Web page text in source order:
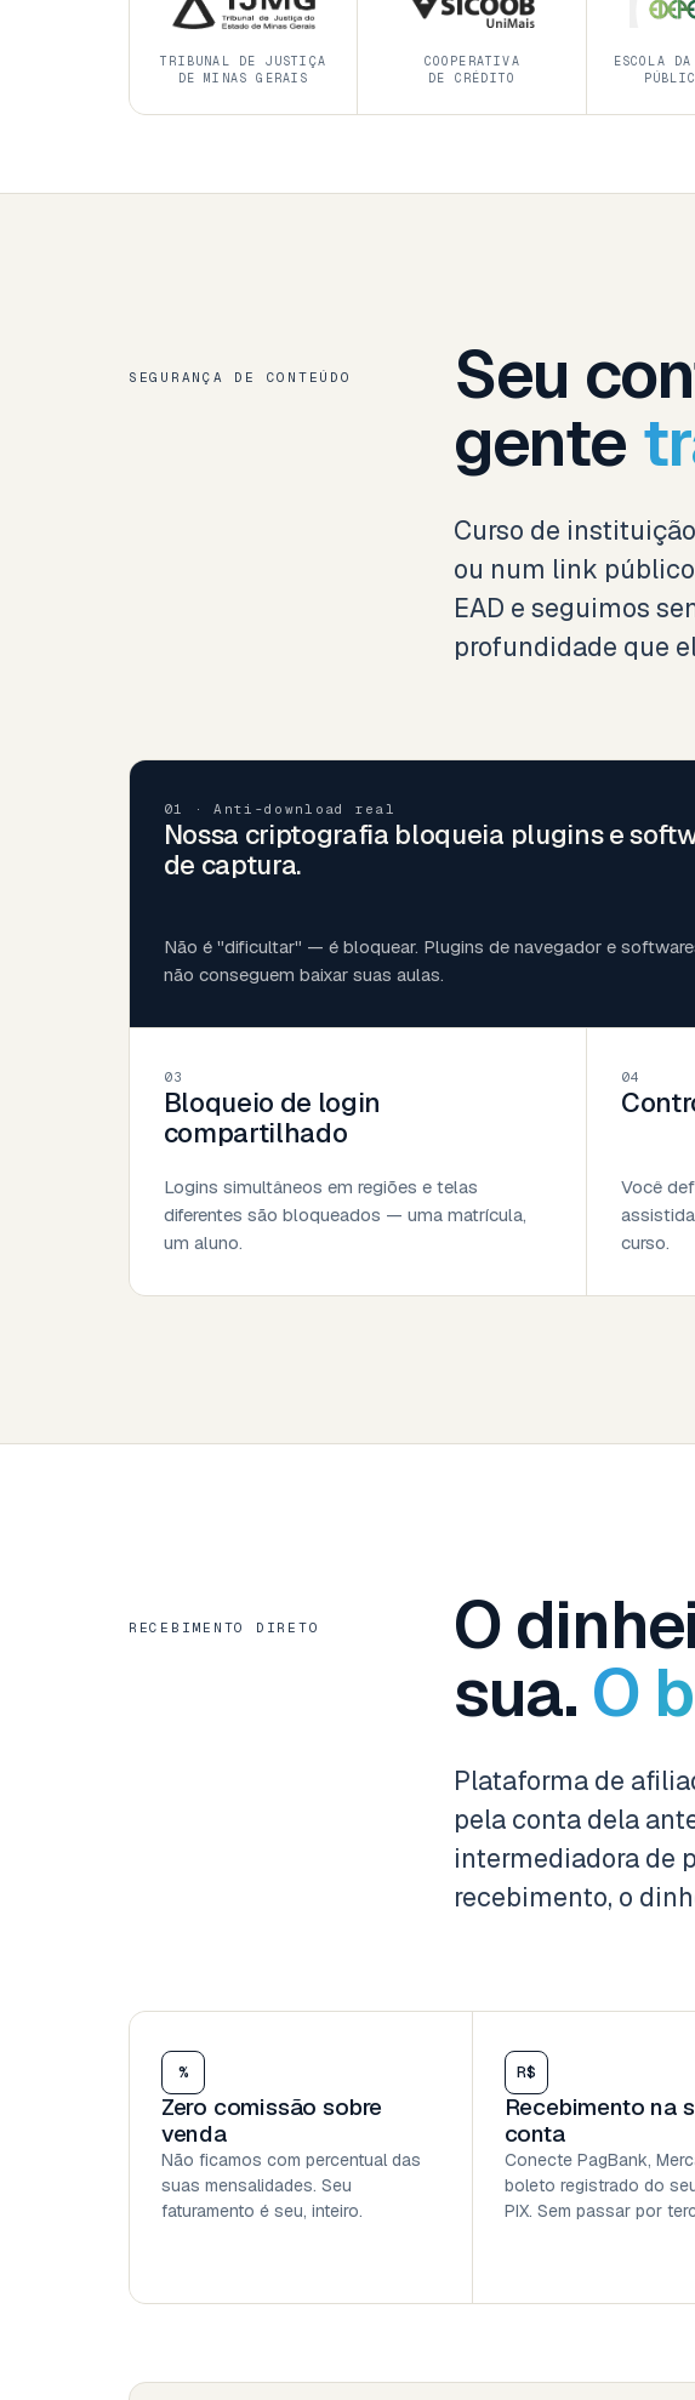
TRIBUNAL DE JUSTIÇA
DE MINAS GERAIS
COOPERATIVA
DE CRÉDITO
ESCOLA
SEGURANÇA DE CONTEÚDO
Seu
gente
Curso de
ou num link
EAD e seguimos
profundidade que
01 · Anti-download real
Nossa criptografia bloqueia plugins e
de captura.
Não é "dificultar" — é bloquear. Plugins de navegador e
não conseguem baixar suas aulas.
03
Bloqueio de login
compartilhado
Logins simultâneos em regiões e telas
diferentes são bloqueados — uma matrícula,
um aluno.
04
Você
curso.
RECEBIMENTO DIRETO
O
sua. O
Plataforma de
pela conta dela
intermediadora de
recebimento, o
%
Zero comissão sobre
venda
Não ficamos com percentual das
suas mensalidades. Seu
faturamento é seu, inteiro.
R$
Recebimento na
conta
Conecte PagBank,
boleto registrado do
PIX. Sem passar por